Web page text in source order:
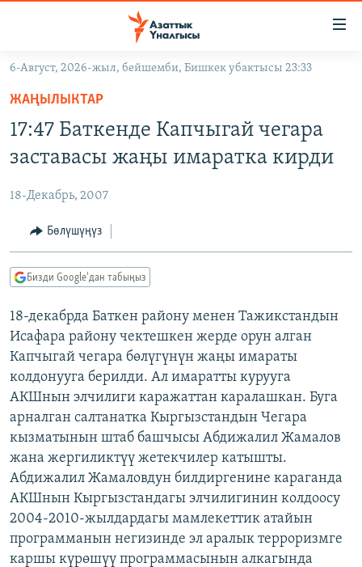
Навигацияга
өтүңүз
салыңыз
ЭКОНОМИКА
МАДАНИЯТ
БОРБОР АЗИЯ
АТАЙЫН ИЛИКТӨӨ
ТВ ПРОГРАММАЛАР
ЭКСПЕРТТЕР ТАЛДАЙТ
БИЗ ЖАНА ДҮЙНӨ
ДАНИСТЕ
ЭЖЕ-СИҢДИЛЕР
ЫҢГАЙСЫЗ СУРООЛОР
ӨЗГӨЧӨ ПИКИР
Русский
ОНЛАЙН ШЕРИНЕ
ЭЕ/АРнун бардык сайттары
6-Август, 2026-жыл, бейшемби, Бишкек убактысы 23:33
ЖАҢЫЛЫКТАР
17:47 Баткенде Капчыгай чегара
заставасы жаңы имаратка кирди
18-Декабрь, 2007
Бөлүшүңүз
Бизди Google'дан табыңыз
18-декабрда Баткен району менен Тажикстандын
Исафара району чектешкен жерде орун алган
Капчыгай чегара бөлүгүнүн жаңы имараты
колдонууга берилди. Ал имаратты курууга
АКШнын элчилиги каражаттан каралашкан. Буга
арналган салтанатка Кыргызстандын Чегара
кызматынын штаб башчысы Абдижалил Жамалов
жана жергиликтүү жетекчилер катышты.
Абдижалил Жамаловдун билдиргенине караганда
АКШнын Кыргызстандагы элчилигинин колдоосу
2004-2010-жылдардагы мамлекеттик атайын
программанын негизинде эл аралык терроризмге
каршы күрөшүү программасынын алкагында